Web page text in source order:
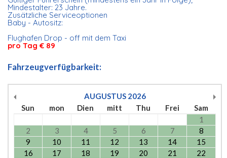
Mindestalter: 23 Jahre.
Zusätzliche Serviceoptionen
Baby - Autositz:
Flughafen Drop - off mit dem Taxi
pro Tag € 89
Fahrzeugverfügbarkeit:
AUGUSTUS 2026
Sun
mon Dien mitt Thu Frei
Sam
1
2
3 4 5 6 7
8
9
10 11 12 13 14
15
16
17 18 19 20 21
22